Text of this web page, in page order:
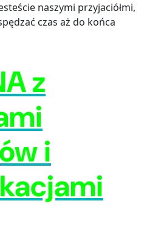
naszymi przyjaciółmi,
czas aż do końca
z
i